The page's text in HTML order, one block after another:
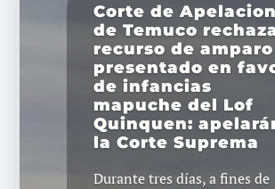
Corte de
de Temuco
recurso de amparo
presentado en
de infancias
mapuche del Lof
Quinquen:
la Corte Suprema
Durante tres días, a fines de